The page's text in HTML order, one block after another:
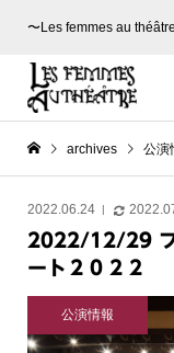
〜Les femmes au
archives 公演
2022.06.24
2022/12/29 フ
ート２０２２
公演情報